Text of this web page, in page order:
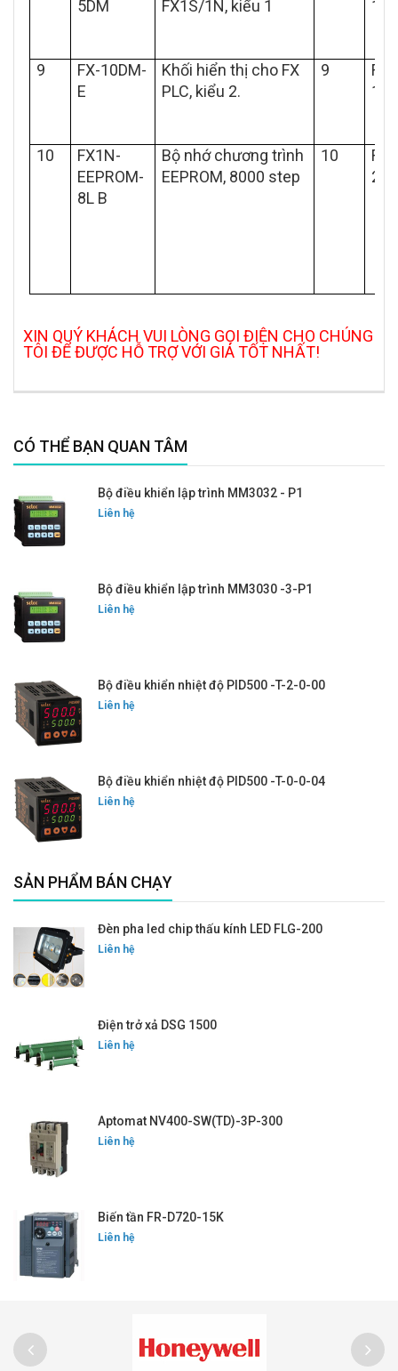
5DM FX1S/1N, kiểu 1
9
FX-10DM-
E
Khối hiển thị cho FX
PLC, kiểu 2.
9
10
FX1N-
EEPROM-
8L B
Bộ nhớ chương trình
EEPROM, 8000 step
10
XIN QUÝ KHÁCH VUI LÒNG GỌI ĐIỆN CHO CHÚNG
TÔI ĐỂ ĐƯỢC HỖ TRỢ VỚI GIÁ TỐT NHẤT!
CÓ THỂ BẠN QUAN TÂM
Bộ điều khiển lập trình MM3032 - P1
Liên hệ
Bộ điều khiển lập trình MM3030 -3-P1
Liên hệ
Bộ điều khiển nhiệt độ PID500 -T-2-0-00
Liên hệ
Bộ điều khiển nhiệt độ PID500 -T-0-0-04
Liên hệ
SẢN PHẨM BÁN CHẠY
Đèn pha led chip thấu kính LED FLG-200
Liên hệ
Điện trở xả DSG 1500
Liên hệ
Aptomat NV400-SW(TD)-3P-300
Liên hệ
Biến tần FR-D720-15K
Liên hệ